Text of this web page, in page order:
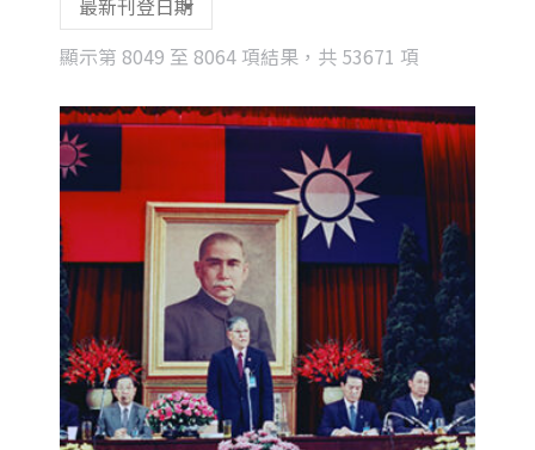
顯示第 8049 至 8064 項結果，共 53671 項
latest